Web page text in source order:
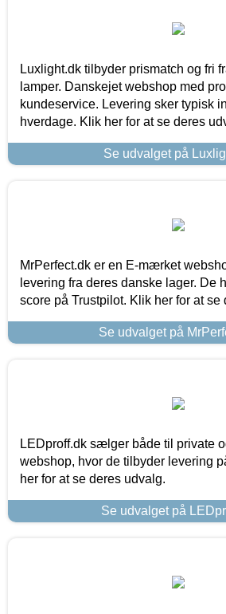
Luxlight.dk tilbyder prismatch og fri
lamper. Danskejet webshop med
kundeservice. Levering sker typisk
hverdage. Klik her for at se deres
Se udvalget på
MrPerfect.dk er en E-mærket
levering fra deres danske lager. De
score på Trustpilot. Klik her for at se
Se udvalget på
LEDproff.dk sælger både til private
webshop, hvor de tilbyder levering
her for at se deres udvalg.
Se udvalget på